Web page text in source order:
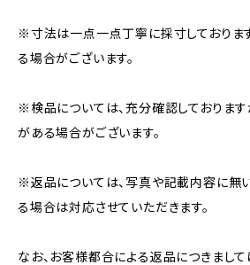
※寸法は一点一点丁寧に採寸しておりま
る場合がございます。
※検品については、充分確認しております
がある場合がございます。
※返品については、写真や記載内容に無
る場合は対応させていただきます。
なお、お客様都合による返品につきまし